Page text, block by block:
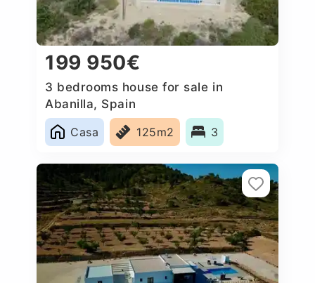
199 950€
3 bedrooms house for sale in
Abanilla, Spain
Casa
125m2 3